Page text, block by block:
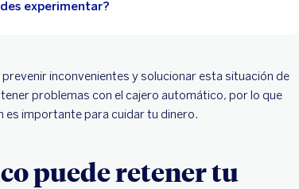
experimentar?
prevenir inconvenientes y solucionar esta situación de
problemas con el cajero automático, por lo que
es importante para cuidar tu dinero.
puede retener tu